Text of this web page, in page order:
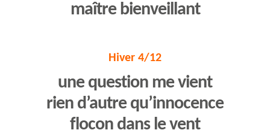
maître bienveillant
Hiver 4/12
une question me vient
rien d’autre qu’innocence
flocon dans le vent